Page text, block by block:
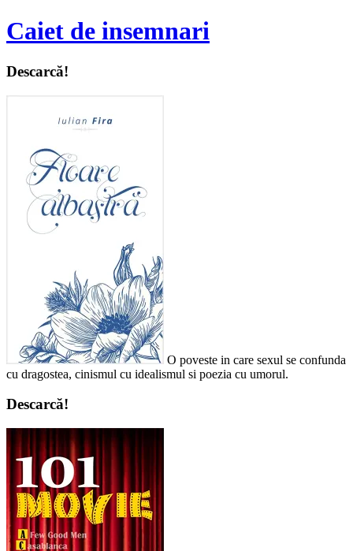
Caiet de insemnari
Descarcă!
O poveste in care sexul se confunda
cu dragostea, cinismul cu idealismul si poezia cu umorul.
Descarcă!